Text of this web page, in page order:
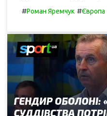
#Роман Яремчук #Європа